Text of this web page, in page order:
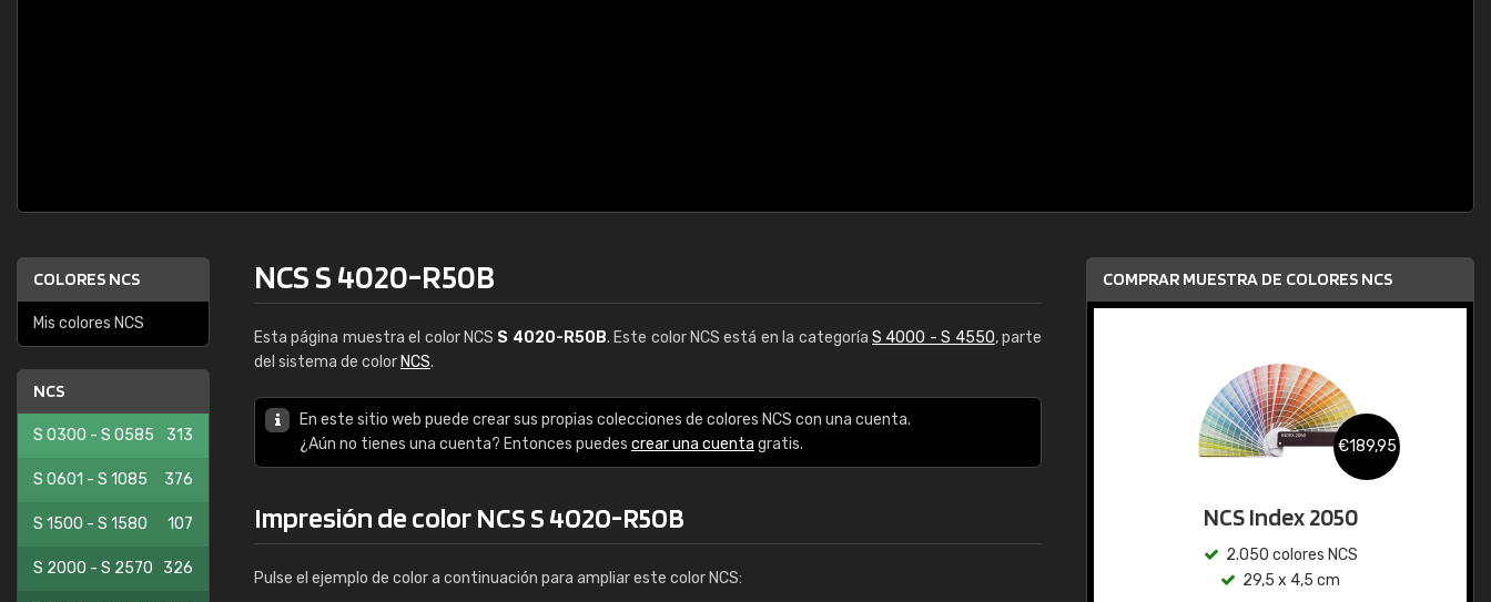
COLORES NCS
Mis colores NCS
NCS
S 0300 - S 0585 313
S 0601 - S 1085 376
S 1500 - S 1580 107
S 2000 - S 2570 326
NCS S 4020-R50B
Esta página muestra el color NCS S 4020-R50B. Este color NCS está en la categoríaS 4000 - S 4550, parte
del sistema de color NCS.
En este sitio web puede crear sus propias colecciones de colores NCS con una cuenta.
¿Aún no tienes una cuenta? Entonces puedes crear una cuenta gratis.
Impresión de color NCS S 4020-R50B
Pulse el ejemplo de color a continuación para ampliar este color NCS:
COMPRAR MUESTRA DE COLORES NCS
€189,95
NCS Index 2050
2.050 colores NCS
29,5 x 4,5 cm